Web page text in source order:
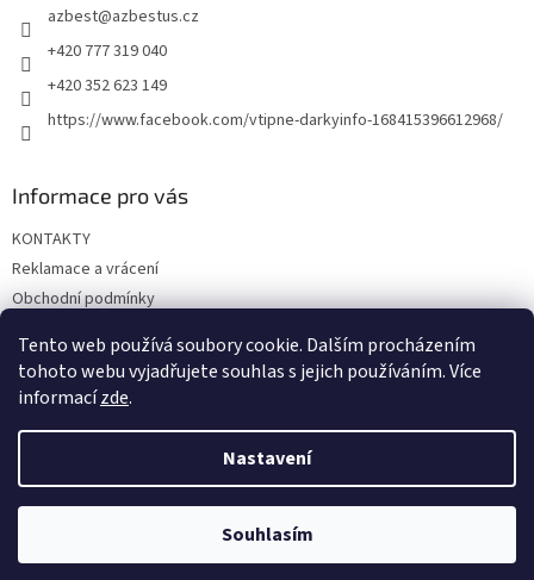
Tento web používá soubory cookie. Dalším procházením
tohoto webu vyjadřujete souhlas s jejich používáním. Více
informacízde.
Nastavení
Souhlasím
azbest@azbestus.cz
+420 777 319 040
+420 352 623 149
https://www.facebook.com/vtipne-darkyinfo-168415396612968/
Informace pro vás
KONTAKTY
Reklamace a vrácení
Obchodní podmínky
Doprava a platba
Vytvořil Shoptet
Vtipné dárky. Všechna práva vyhrazena.